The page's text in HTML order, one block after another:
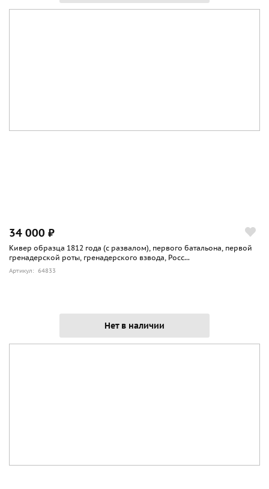
34 000 ₽
Кивер образца 1812 года (с развалом), первого батальона, первой
гренадерской роты, гренадерского взвода, Росс...
Артикул: 64833
Нет в наличии